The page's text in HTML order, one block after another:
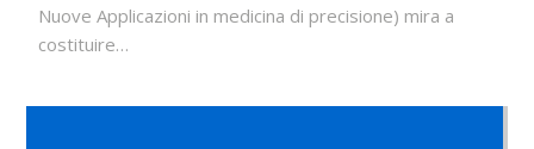
Nuove Applicazioni in medicina di precisione) mira a
costituire…